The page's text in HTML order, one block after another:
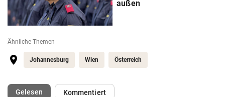
außen
Ähnliche Themen
Johannesburg Wien Österreich
Gelesen(ausgewählt)Kommentiert